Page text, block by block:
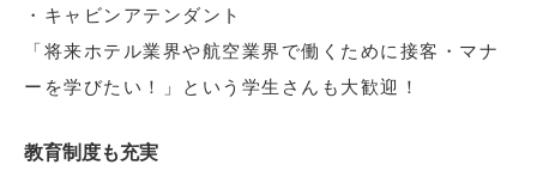
・キャビンアテンダント
「将来ホテル業界や航空業界で働くために接客・マナ
ーを学びたい！」という学生さんも大歓迎！
教育制度も充実